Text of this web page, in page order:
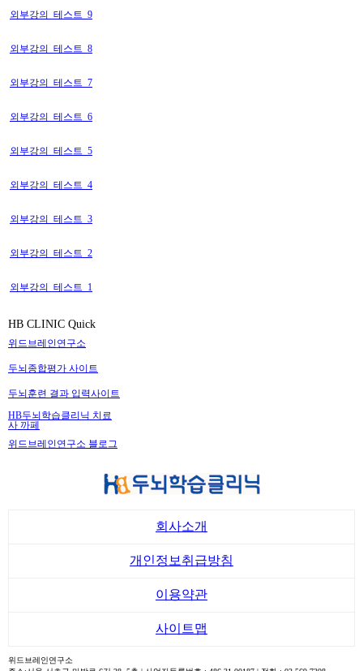
외부강의_테스트_9
외부강의_테스트_8
외부강의_테스트_7
외부강의_테스트_6
외부강의_테스트_5
외부강의_테스트_4
외부강의_테스트_3
외부강의_테스트_2
외부강의_테스트_1
HB CLINIC Quick
위드브레인연구소
두뇌종합평가 사이트
두뇌훈련 결과 입력사이트
HB두뇌학습클리닉 치료
사 까페
위드브레인연구소 블로그
회사소개
개인정보취급방침
이용약관
사이트맵
위드브레인연구소